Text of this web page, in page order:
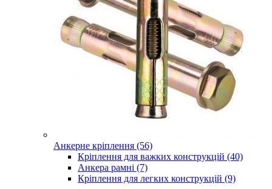
Анкерне кріплення (56)
Кріплення для важких конструкцій (40)
Анкера рамні (7)
Кріплення для легких конструкцій (9)